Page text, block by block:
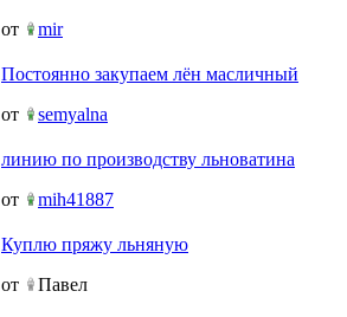
от
mir
Постоянно закупаем лён масличный
от
semyalna
линию по производству льноватина
от
mih41887
Куплю пряжу льняную
от
Павел